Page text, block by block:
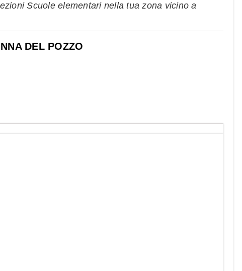
Scuole elementari nella tua zona vicino a
DEL POZZO